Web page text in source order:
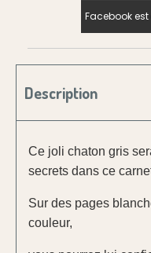
Facebook
Description
Ce joli chaton gris
secrets dans ce
Sur des pages
couleur,